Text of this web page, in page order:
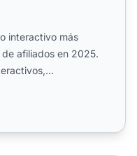
interactivo más
afiliados en 2025.